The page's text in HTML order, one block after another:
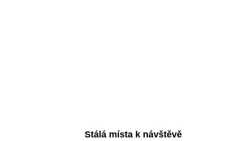
Stálá místa k návštěvě